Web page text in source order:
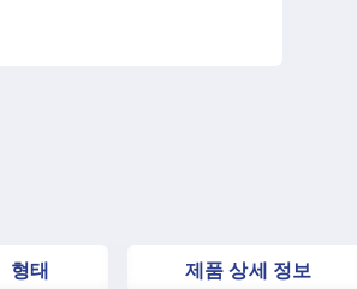
형태 제품 상세 정보